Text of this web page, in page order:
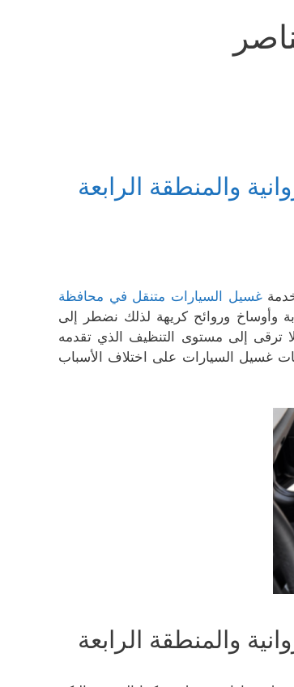
والمنطقة الرابعة
خدمةغسيل السيارات متنقل في محافظة
وأوساخ وروائح كريهة لذلك نضطر إلى
لا ترقى إلى مستوى التنظيف الذي تقدمه
غسيل السيارات على اختلاف الأسباب
والمنطقة الرابعة